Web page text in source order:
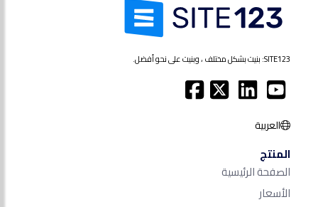
SITE123: بنيت بشكل مختلف ، وبنيت على نحو أفضل.
العربية
المنتج
الصفحة الرئيسية
الأسعار